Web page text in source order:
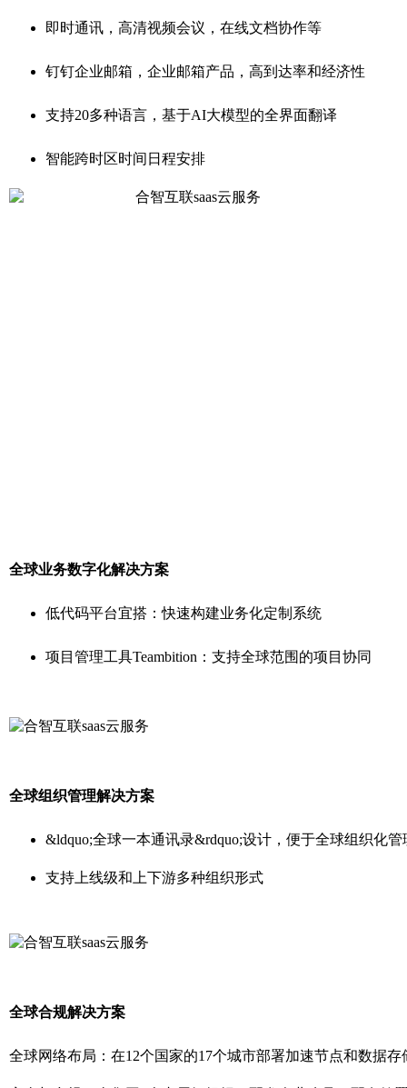
即时通讯，高清视频会议，在线文档协作等
钉钉企业邮箱，企业邮箱产品，高到达率和经济性
支持20多种语言，基于AI大模型的全界面翻译
智能跨时区时间日程安排
全球业务数字化解决方案
低代码平台宜搭：快速构建业务化定制系统
项目管理工具Teambition：支持全球范围的项目协同
全球组织管理解决方案
&ldquo;全球一本通讯录&rdquo;设计，便于全球组织化管
支持上线级和上下游多种组织形式
全球合规解决方案
全球网络布局：在12个国家的17个城市部署加速节点和数据存